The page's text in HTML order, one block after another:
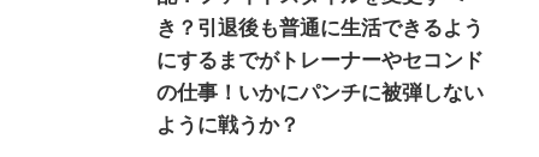
き？引退後も普通に生活できるよう
にするまでがトレーナーやセコンド
の仕事！いかにパンチに被弾しない
ように戦うか？